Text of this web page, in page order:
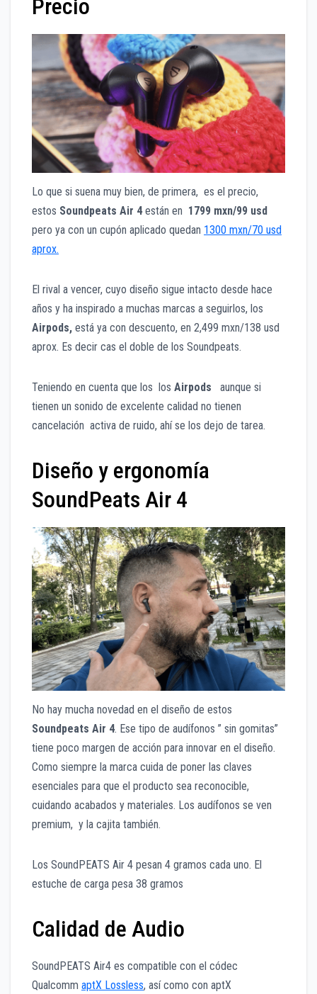
Precio
Lo que si suena muy bien, de primera, es el precio,
estos Soundpeats Air 4están en 1799 mxn/99 usd
pero ya con un cupón aplicado quedan 1300 mxn/70 usd
aprox.
El rival a vencer, cuyo diseño sigue intacto desde hace
años y ha inspirado a muchas marcas a seguirlos, los
Airpods, está ya con descuento, en 2,499 mxn/138 usd
aprox. Es decir cas el doble de los Soundpeats.
Teniendo en cuenta que los los Airpods aunque si
tienen un sonido de excelente calidad no tienen
cancelación activa de ruido, ahí se los dejo de tarea.
Diseño y ergonomía
SoundPeats Air 4
No hay mucha novedad en el diseño de estos
Soundpeats Air 4. Ese tipo de audífonos ” sin gomitas”
tiene poco margen de acción para innovar en el diseño.
Como siempre la marca cuida de poner las claves
esenciales para que el producto sea reconocible,
cuidando acabados y materiales. Los audífonos se ven
premium, y la cajita también.
Los SoundPEATS Air 4 pesan 4 gramos cada uno. El
estuche de carga pesa 38 gramos
Calidad de Audio
SoundPEATS Air4 es compatible con el códec
Qualcomm aptX Lossless, así como con aptX